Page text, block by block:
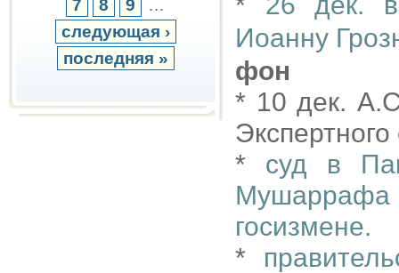
7 8 9
…
следующая ›
последняя »
Иоанну
фон
* 10 дек.
* суд в
госизмене.
*